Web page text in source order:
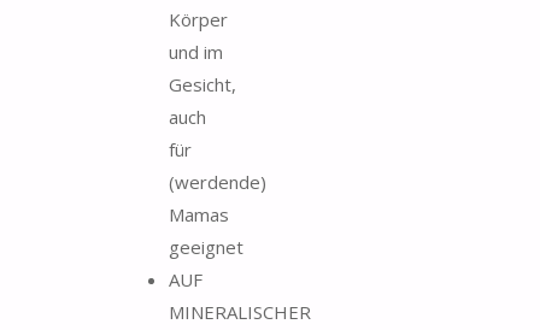
Körper
und im
Gesicht,
auch
für
(werdende)
Mamas
geeignet
AUF
MINERALISCHER